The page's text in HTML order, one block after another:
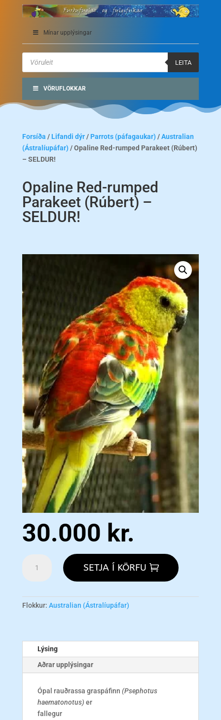
Mínar upplýsingar
Products
search
LEITA
VÖRUFLOKKAR
Forsíða / Lifandi dýr/ Parrots (páfagaukar) /Australian
(Ástralíupáfar) / Opaline Red-rumped Parakeet (Rúbert)
– SELDUR!
Opaline Red-rumped
Parakeet (Rúbert) –
SELDUR!
30.000 kr.
(Rúbert)
SETJA Í KÖRFU
Flokkur: Australian (Ástralíupáfar)
Lýsing
Aðrar upplýsingar
Ópal rauðrassa graspáfinn (Psephotus
haematonotus) er
fallegur